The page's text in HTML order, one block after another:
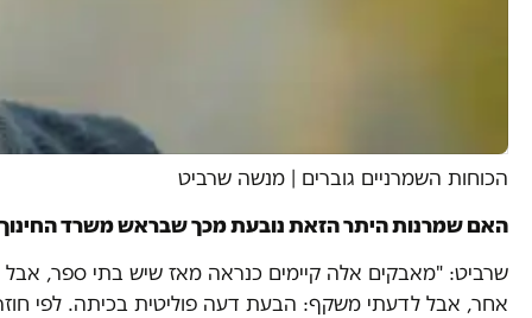
הכוחות השמרניים גוברים | מנשה שרביט
האם שמרנות היתר הזאת נובעת מכך שבראש משרד
שרביט: "מאבקים אלה קיימים כנראה מאז שיש בתי ספר,
אחר, אבל לדעתי משקף: הבעת דעה פוליטית בכיתה. לפי